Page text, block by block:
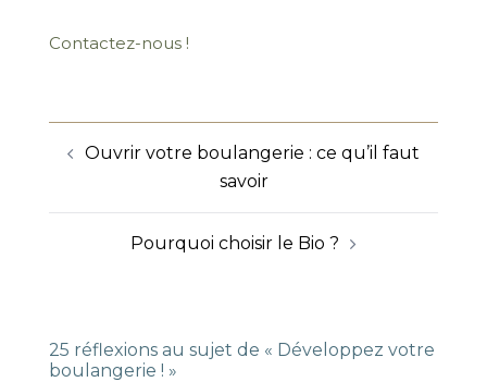
Contactez-nous !
d’article
Ouvrir votre boulangerie : ce qu’il faut
savoir
Pourquoi choisir le Bio ?
25 réflexions au sujet de « Développez votre
boulangerie ! »